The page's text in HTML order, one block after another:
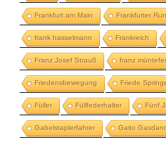
Frankfurt am Main Frankfurter
frank hasselmann Frankreich
Franz Josef Strauß franz
Friedensbewegung Friede
Füller Füllfederhalter Fünf
Gabelstaplerfahrer Gaito